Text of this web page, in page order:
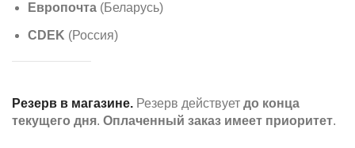
Европочта (Беларусь)
CDEK (Россия)
Резерв в магазине. Резерв действует до конца
текущего дня. Оплаченный заказ имеет приоритет.